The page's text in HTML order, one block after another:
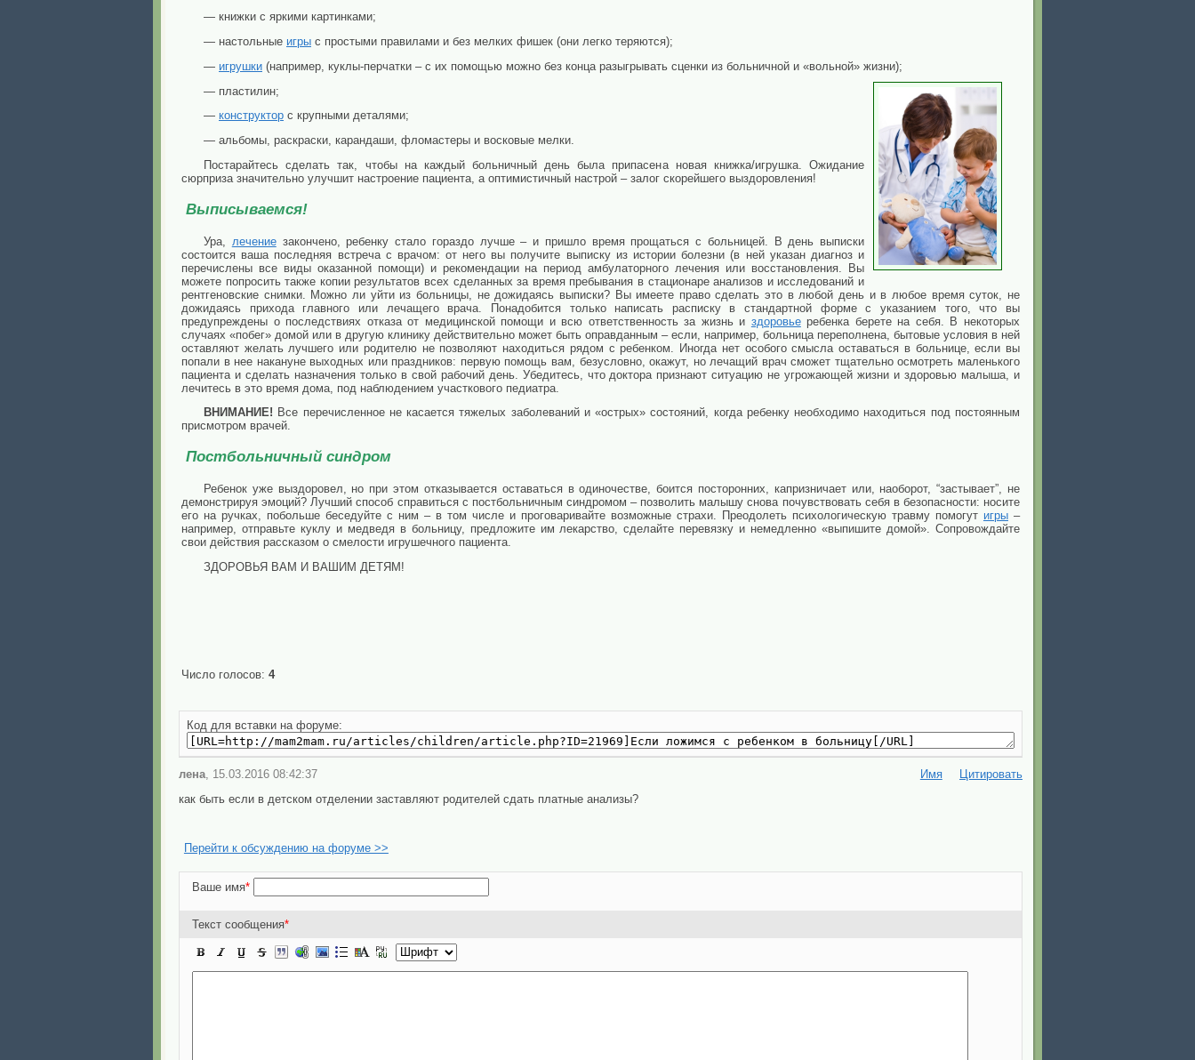
— книжки с яркими картинками;
— настольные игры с простыми правилами и без мелких фишек (они легко теряются);
— игрушки (например, куклы-перчатки – с их помощью можно без конца разыгрывать сценки из больничной и «вольной» жизни);
— пластилин;
— конструктор с крупными деталями;
— альбомы, раскраски, карандаши, фломастеры и восковые мелки.
Постарайтесь сделать так, чтобы на каждый больничный день была припасена новая книжка/игрушка. Ожидание
сюрприза значительно улучшит настроение пациента, а оптимистичный настрой – залог скорейшего выздоровления!
Выписываемся!
Ура, лечениезакончено, ребенку стало гораздо лучше – и пришло время прощаться с больницей. В день выписки
состоится ваша последняя встреча с врачом: от него вы получите выписку из истории болезни (в ней указан диагноз и
перечислены все виды оказанной помощи) и рекомендации на период амбулаторного лечения или восстановления. Вы
можете попросить также копии результатов всех сделанных за время пребывания в стационаре анализов и исследований и
рентгеновские снимки. Можно ли уйти из больницы, не дожидаясь выписки? Вы имеете право сделать это в любой день и в любое время суток, не
дожидаясь прихода главного или лечащего врача. Понадобится только написать расписку в стандартной форме с указанием того, что вы
предупреждены о последствиях отказа от медицинской помощи и всю ответственность за жизнь и здоровьеребенка берете на себя. В некоторых
случаях «побег» домой или в другую клинику действительно может быть оправданным – если, например, больница переполнена, бытовые условия в ней
оставляют желать лучшего или родителю не позволяют находиться рядом с ребенком. Иногда нет особого смысла оставаться в больнице, если вы
попали в нее накануне выходных или праздников: первую помощь вам, безусловно, окажут, но лечащий врач сможет тщательно осмотреть маленького
пациента и сделать назначения только в свой рабочий день. Убедитесь, что доктора признают ситуацию не угрожающей жизни и здоровью малыша, и
лечитесь в это время дома, под наблюдением участкового педиатра.
ВНИМАНИЕ! Все перечисленное не касается тяжелых заболеваний и «острых» состояний, когда ребенку необходимо находиться под постоянным
присмотром врачей.
Постбольничный синдром
Ребенок уже выздоровел, но при этом отказывается оставаться в одиночестве, боится посторонних, капризничает или, наоборот, “застывает”, не
демонстрируя эмоций? Лучший способ справиться с постбольничным синдромом – позволить малышу снова почувствовать себя в безопасности: носите
его на ручках, побольше беседуйте с ним – в том числе и проговаривайте возможные страхи. Преодолеть психологическую травму помогут игры –
например, отправьте куклу и медведя в больницу, предложите им лекарство, сделайте перевязку и немедленно «выпишите домой». Сопровождайте
свои действия рассказом о смелости игрушечного пациента.
ЗДОРОВЬЯ ВАМ И ВАШИМ ДЕТЯМ!
Число голосов: 4
Код для вставки на форуме:
Цитировать
Имя
лена, 15.03.2016 08:42:37
как быть если в детском отделении заставляют родителей сдать платные анализы?
Перейти к обсуждению на форуме >>
Ваше имя*
Текст сообщения*